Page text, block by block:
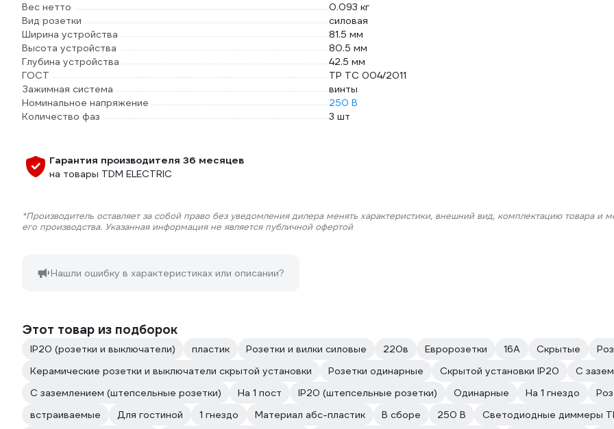
Вес нетто
0.093 кг
Вид розетки
силовая
Ширина устройства
81.5 мм
Высота устройства
80.5 мм
Глубина устройства
42.5 мм
ГОСТ
ТР ТС 004/2011
Зажимная система
винты
Номинальное напряжение
250 В
Количество фаз
3 шт
Гарантия производителя 36 месяцев
на товары TDM ELECTRIC
*Производитель оставляет за собой право без уведомления дилера менять характеристики, внешний вид, комплектацию товара и
его производства. Указанная информация не является публичной офертой
Нашли ошибку в характеристиках или описании?
Этот товар из подборок
IP20 (розетки и выключатели) пластик Розетки и вилки силовые 220в Евророзетки 16А Скрытые
Керамические розетки и выключатели скрытой установки
Розетки одинарные Скрытой установки IP20
С
С заземлением (штепсельные розетки)
На 1 пост IP20 (штепсельные розетки) Одинарные На 1 гнездо
встраиваемые
Для гостиной 1 гнездо Материал абс-пластик В сборе 250 В
Светодиодные диммеры